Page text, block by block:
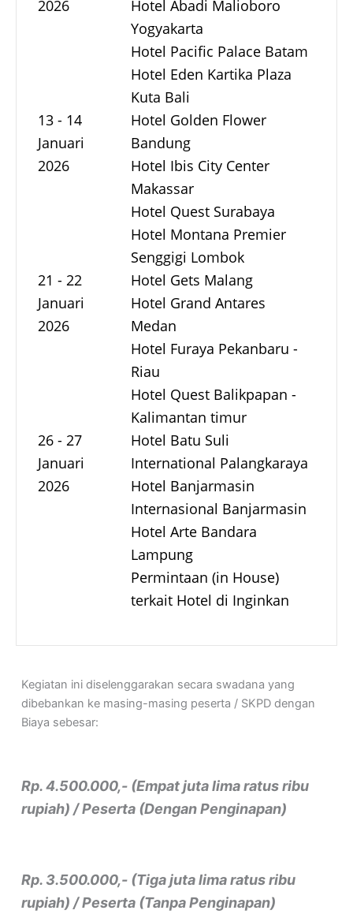
2026
13 - 14
Januari
2026
21 - 22
Januari
2026
26 - 27
Januari
2026
Hotel Abadi Malioboro
Yogyakarta
Hotel Pacific Palace Batam
Hotel Eden Kartika Plaza
Kuta Bali
Hotel Golden Flower
Bandung
Hotel Ibis City Center
Makassar
Hotel Quest Surabaya
Hotel Montana Premier
Senggigi Lombok
Hotel Gets Malang
Hotel Grand Antares
Medan
Hotel Furaya Pekanbaru -
Riau
Hotel Quest Balikpapan -
Kalimantan timur
Hotel Batu Suli
International Palangkaraya
Hotel Banjarmasin
Internasional Banjarmasin
Hotel Arte Bandara
Lampung
Permintaan (in House)
terkait Hotel di Inginkan
Kegiatan ini diselenggarakan secara swadana yang
dibebankan ke masing-masing peserta / SKPD dengan
Biaya sebesar:
Rp. 4.500.000,- (Empat juta lima ratus ribu
rupiah) / Peserta (Dengan Penginapan)
Rp. 3.500.000,- (Tiga juta lima ratus ribu
rupiah) / Peserta (Tanpa Penginapan)